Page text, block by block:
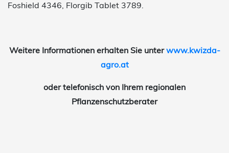
Foshield 4346, Florgib Tablet 3789.
Weitere Informationen erhalten Sie unterwww.kwizda-
agro.at
oder telefonisch von Ihrem regionalen
Pflanzenschutzberater